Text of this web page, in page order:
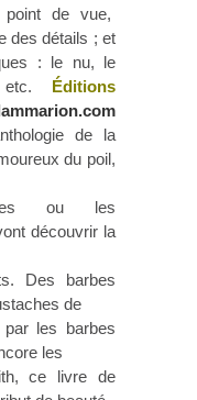
point de vue,
des détails ; et
: le nu, le
etc. Éditions
de la
du poil,
ou les
découvrir la
Des barbes
de
les barbes
les
ce livre de